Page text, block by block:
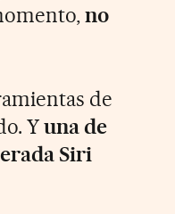
no
de
Yuna de
Siri